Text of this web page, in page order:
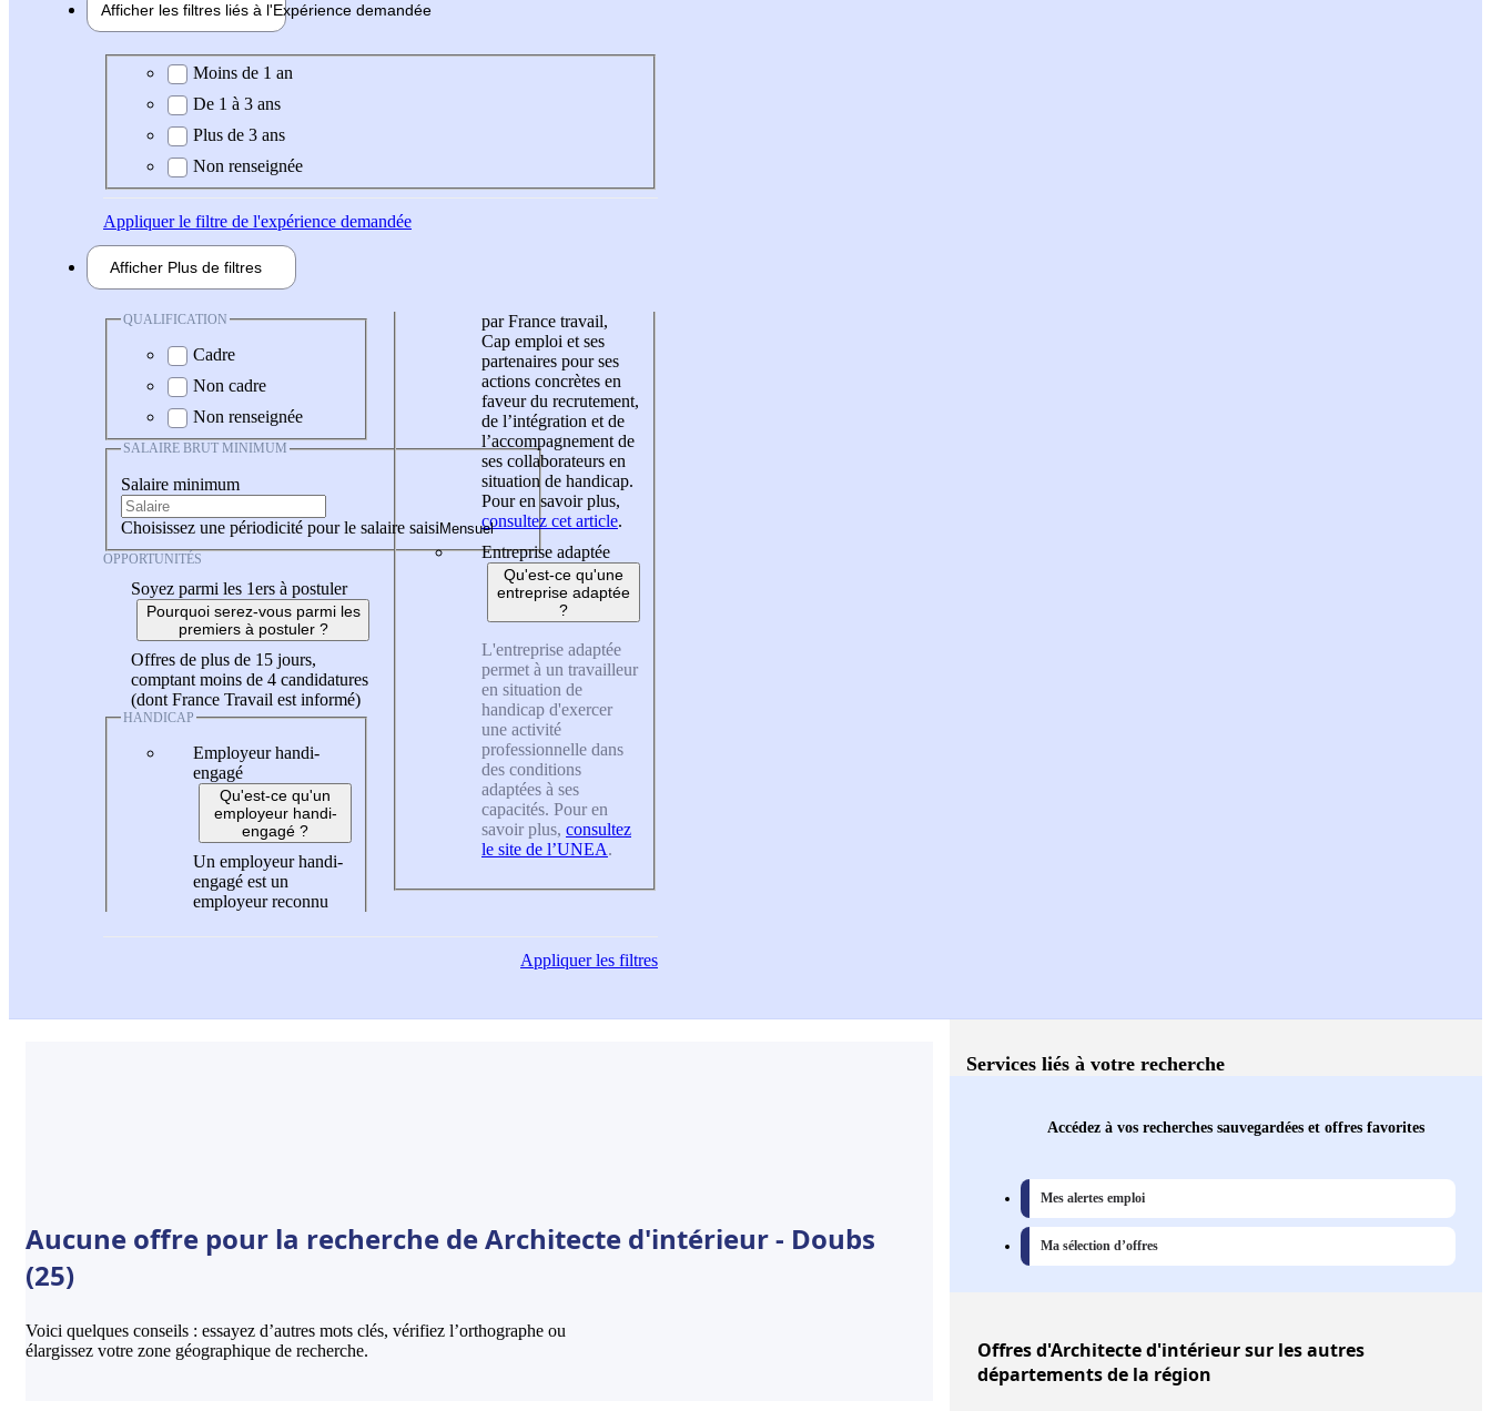
Afficher les filtres liés à l'Expérience demandée
Expérience demandée
Moins de 1 an
De 1 à 3 ans
Plus de 3 ans
Non renseignée
Appliquerle filtre de l'expérience demandée
Afficher Plus de filtres
QUALIFICATION
Cadre
Non cadre
Non renseignée
SALAIRE BRUT MINIMUM
Salaire minimum
Choisissez une périodicité pour le salaire saisi
OPPORTUNITÉS
Soyez parmi les 1ers à postuler
Pourquoi serez-vous parmi les
premiers à postuler ?
Offres de plus de 15 jours,
comptant moins de 4 candidatures
(dont France Travail est informé)
HANDICAP
Employeur handi-
engagé
Qu'est-ce qu'un
employeur handi-
engagé ?
Un employeur handi-
engagé est un
employeur reconnu
par France travail,
Cap emploi et ses
partenaires pour ses
actions concrètes en
faveur du recrutement,
de l’intégration et de
l’accompagnement de
ses collaborateurs en
situation de handicap.
Pour en savoir plus,
consultez cet article.
Entreprise adaptée
Qu'est-ce qu'une
entreprise adaptée
?
L'entreprise adaptée
permet à un travailleur
en situation de
handicap d'exercer
une activité
professionnelle dans
des conditions
adaptées à ses
capacités. Pour en
savoir plus, consultez
le site de l’UNEA.
Appliquerles filtres
Aucune offre pour la recherche de Architecte d'intérieur - Doubs
(25)
Voici quelques conseils : essayez d’autres mots clés, vérifiez l’orthographe ou
élargissez votre zone géographique de recherche.
Services liés à votre recherche
Accédez à vos recherches sauvegardées et offres favorites
Mes alertes emploi
Ma sélection d’offres
Offresd'Architecte d'intérieur sur les autres
départements de la région